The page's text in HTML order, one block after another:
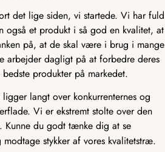
det lige siden, vi startede. Vi har fuld
også et produkt i så god en kvalitet, at
på, at de skal være i brug i mange
arbejder dagligt på at forbedre deres
produkter på markedet.
langt over konkurrenternes og
Vi er ekstremt stolte over den
Kunne du godt tænke dig at se
modtage stykker af vores kvalitetstræ.